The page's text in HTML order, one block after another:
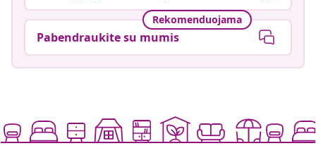
Rekomenduojama
Pabendraukite su mumis